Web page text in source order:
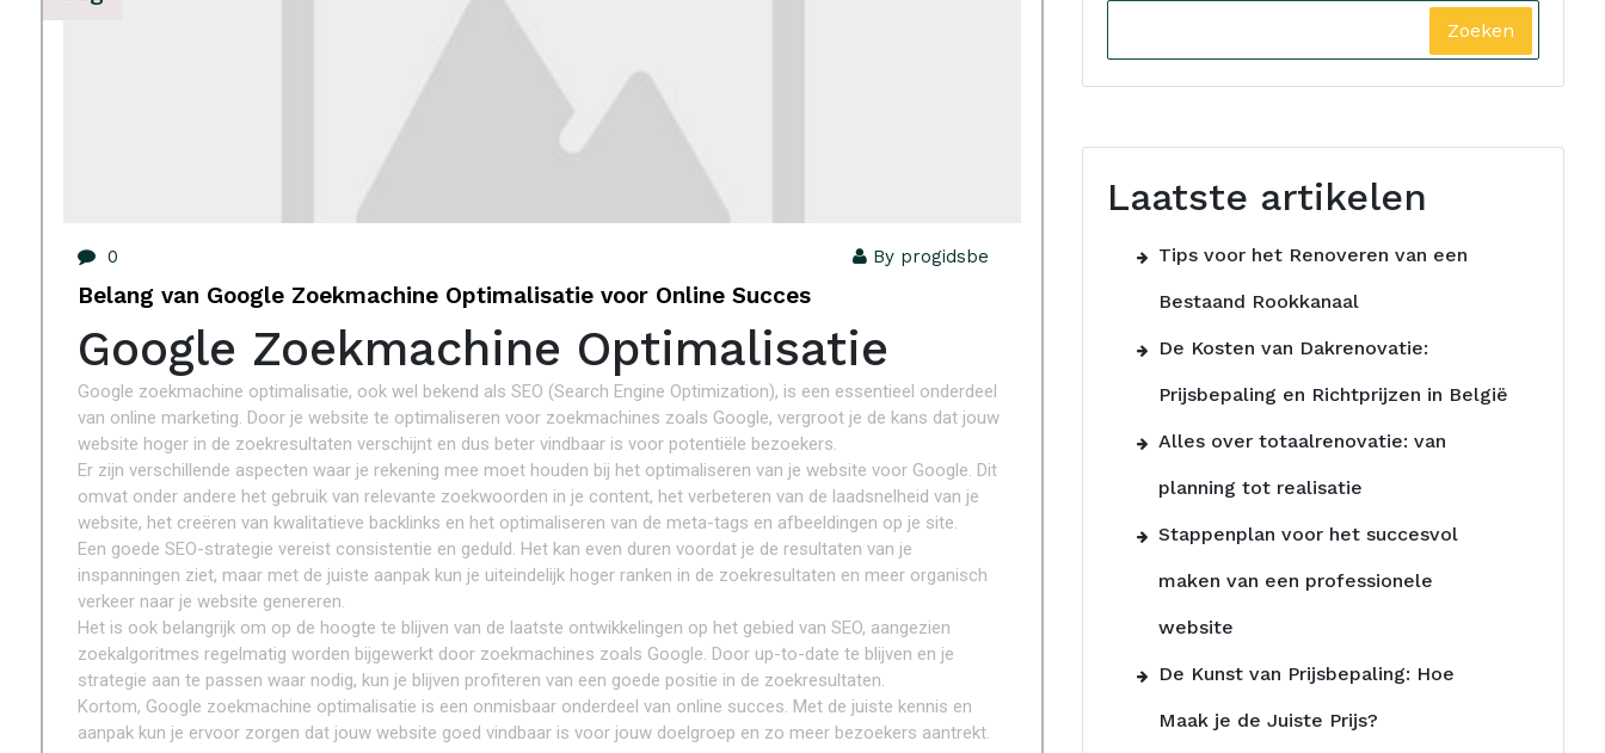
0 By progidsbe
Belang van Google Zoekmachine Optimalisatie voor Online Succes
Google Zoekmachine Optimalisatie
Google zoekmachine optimalisatie, ook wel bekend als SEO (Search Engine Optimization), is een essentieel onderdeel
van online marketing. Door je website te optimaliseren voor zoekmachines zoals Google, vergroot je de kans dat jouw
website hoger in de zoekresultaten verschijnt en dus beter vindbaar is voor potentiële bezoekers.
Er zijn verschillende aspecten waar je rekening mee moet houden bij het optimaliseren van je website voor Google. Dit
omvat onder andere het gebruik van relevante zoekwoorden in je content, het verbeteren van de laadsnelheid van je
website, het creëren van kwalitatieve backlinks en het optimaliseren van de meta-tags en afbeeldingen op je site.
Een goede SEO-strategie vereist consistentie en geduld. Het kan even duren voordat je de resultaten van je
inspanningen ziet, maar met de juiste aanpak kun je uiteindelijk hoger ranken in de zoekresultaten en meer organisch
verkeer naar je website genereren.
Het is ook belangrijk om op de hoogte te blijven van de laatste ontwikkelingen op het gebied van SEO, aangezien
zoekalgoritmes regelmatig worden bijgewerkt door zoekmachines zoals Google. Door up-to-date te blijven en je
strategie aan te passen waar nodig, kun je blijven profiteren van een goede positie in de zoekresultaten.
Kortom, Google zoekmachine optimalisatie is een onmisbaar onderdeel van online succes. Met de juiste kennis en
aanpak kun je ervoor zorgen dat jouw website goed vindbaar is voor jouw doelgroep en zo meer bezoekers aantrekt.
Zoeken
Laatste artikelen
Tips voor het Renoveren van een
Bestaand Rookkanaal
De Kosten van Dakrenovatie:
Prijsbepaling en Richtprijzen in België
Alles over totaalrenovatie: van
planning tot realisatie
Stappenplan voor het succesvol
maken van een professionele
website
De Kunst van Prijsbepaling: Hoe
Maak je de Juiste Prijs?